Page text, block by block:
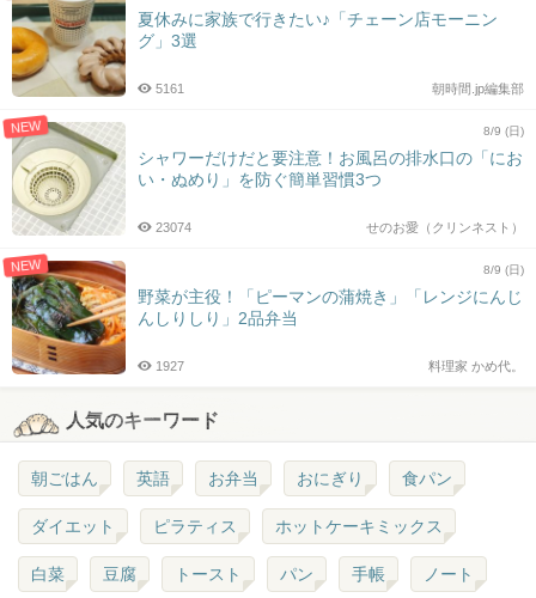
夏休みに家族で行きたい♪「チェーン店モーニン
グ」3選
朝時間.jp編集部
5161
NEW 8/9 (日)
シャワーだけだと要注意！お風呂の排水口の「にお
い・ぬめり」を防ぐ簡単習慣3つ
せのお愛（クリンネスト）
23074
NEW 8/9 (日)
野菜が主役！「ピーマンの蒲焼き」「レンジにんじ
んしりしり」2品弁当
料理家 かめ代。
1927
人気のキーワード
朝ごはん 英語 お弁当 おにぎり 食パン
ダイエット ピラティス ホットケーキミックス
白菜 豆腐 トースト パン 手帳 ノート